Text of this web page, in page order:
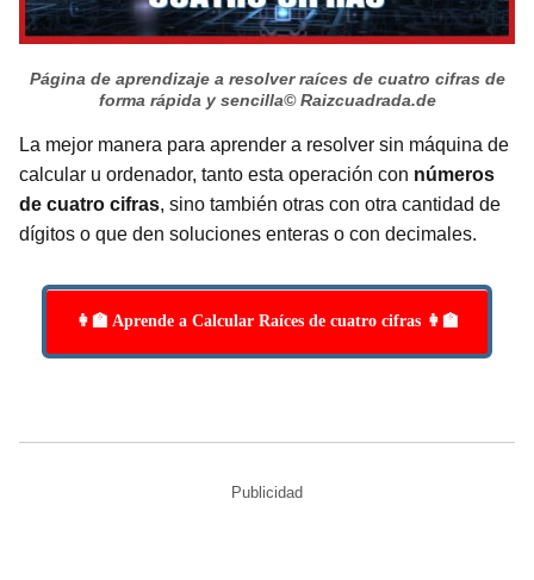
Página de aprendizaje a resolver raíces de cuatro cifras de
forma rápida y sencilla© Raizcuadrada.de
La mejor manera para aprender a resolver sin máquina de
calcular u ordenador, tanto esta operación con números
de cuatro cifras, sino también otras con otra cantidad de
dígitos o que den soluciones enteras o con decimales.
👩‍🏫 Aprende a Calcular Raíces de cuatro cifras 👩‍🏫
Publicidad